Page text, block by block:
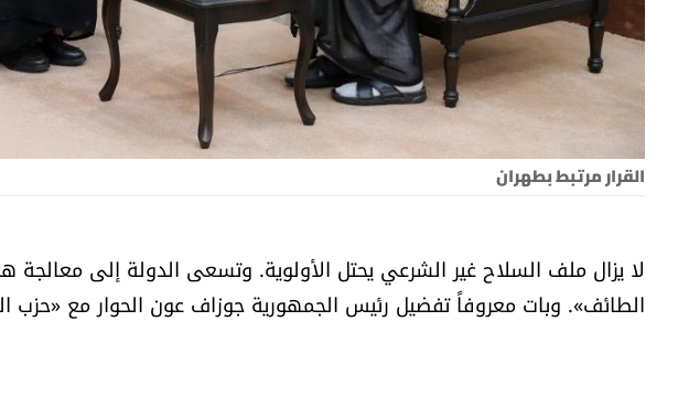
القرار مرتبط بطهران
لا يزال ملف السلاح غير الشرعي يحتل الأولوية. وتسعى الدولة إلى معالجة
الطائف». وبات معروفاً تفضيل رئيس الجمهورية جوزاف عون الحوار مع «حزب